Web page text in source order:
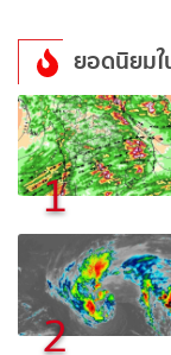
ยอดนิยม
1
2